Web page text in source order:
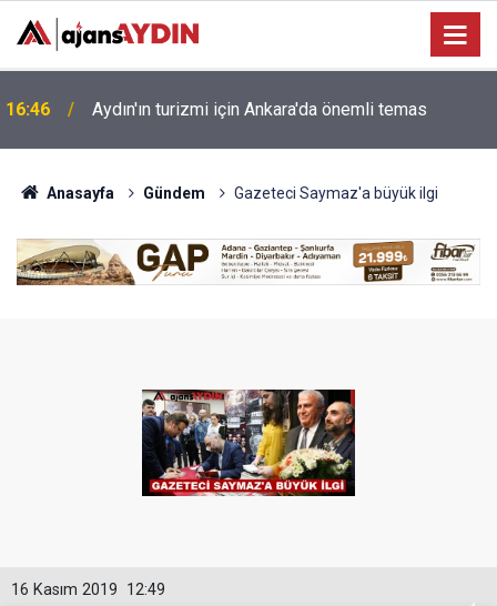
16:46 Aydın'ın turizmi için Ankara'da önemli temas
Anasayfa Gündem Gazeteci Saymaz'a büyük ilgi
12:49
16 Kasım 2019